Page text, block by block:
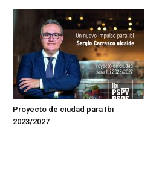
Proyecto de ciudad para Ibi
2023/2027